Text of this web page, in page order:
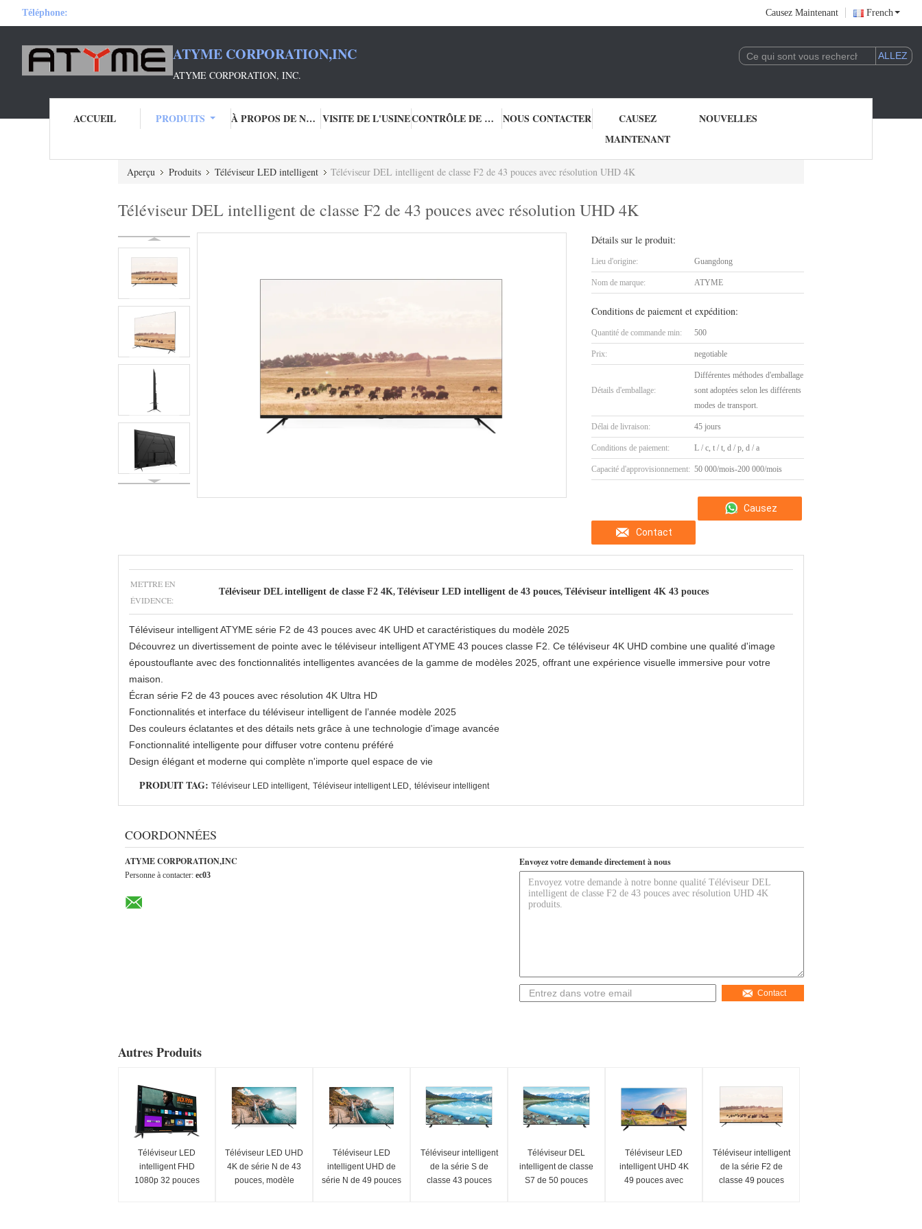
Téléphone: Causez Maintenant French
ATYME CORPORATION,INC
ATYME CORPORATION, INC.
ACCUEIL PRODUITS À PROPOS DE NOUS VISITE DE L'USINE CONTRÔLE DE QUALITÉ NOUS CONTACTER
CAUSEZ
MAINTENANT
NOUVELLES
Aperçu Produits Téléviseur LED intelligent Téléviseur DEL intelligent de classe F2 de 43 pouces avec résolution UHD 4K
Téléviseur DEL intelligent de classe F2 de 43 pouces avec résolution UHD 4K
Détails sur le produit:
Lieu d'origine: Guangdong
Nom de marque: ATYME
Conditions de paiement et expédition:
Quantité de commande min: 500
Prix: negotiable
Détails d'emballage:
Différentes méthodes d'emballage
sont adoptées selon les différents
modes de transport.
Délai de livraison: 45 jours
Conditions de paiement: L / c, t / t, d / p, d / a
Capacité d'approvisionnement: 50 000/mois-200 000/mois
Contact
Causez
METTRE EN
ÉVIDENCE:
Téléviseur DEL intelligent de classe F2 4K, Téléviseur LED intelligent de 43 pouces, Téléviseur intelligent 4K 43 pouces
Téléviseur intelligent ATYME série F2 de 43 pouces avec 4K UHD et caractéristiques du modèle 2025
Découvrez un divertissement de pointe avec le téléviseur intelligent ATYME 43 pouces classe F2. Ce téléviseur 4K UHD combine une qualité d'image
époustouflante avec des fonctionnalités intelligentes avancées de la gamme de modèles 2025, offrant une expérience visuelle immersive pour votre
maison.
Écran série F2 de 43 pouces avec résolution 4K Ultra HD
Fonctionnalités et interface du téléviseur intelligent de l’année modèle 2025
Des couleurs éclatantes et des détails nets grâce à une technologie d'image avancée
Fonctionnalité intelligente pour diffuser votre contenu préféré
Design élégant et moderne qui complète n'importe quel espace de vie
PRODUIT TAG: Téléviseur LED intelligent Téléviseur intelligent LED téléviseur intelligent
COORDONNÉES
ATYME CORPORATION,INC
Personne à contacter: ec03
Envoyez votre demande directement à nous
Contact
Autres Produits
Téléviseur LED
intelligent FHD
1080p 32 pouces
Téléviseur LED UHD
4K de série N de 43
pouces, modèle
Téléviseur LED
intelligent UHD de
série N de 49 pouces
Téléviseur intelligent
de la série S de
classe 43 pouces
Téléviseur DEL
intelligent de classe
S7 de 50 pouces
Téléviseur LED
intelligent UHD 4K
49 pouces avec
Téléviseur intelligent
de la série F2 de
classe 49 pouces